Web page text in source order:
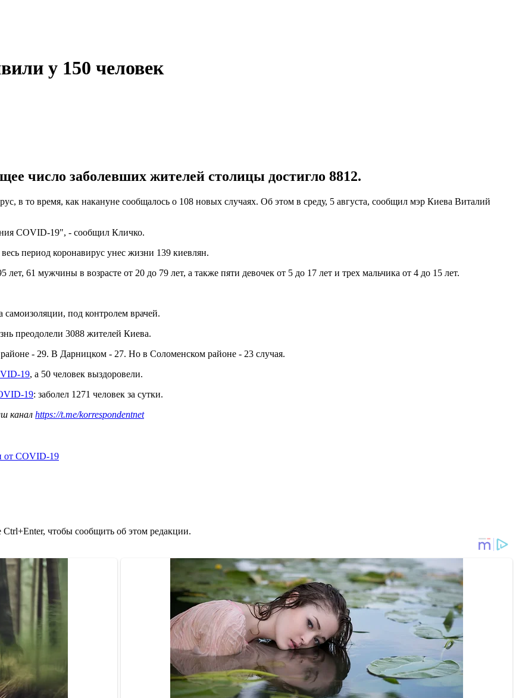
у 150 человек
число заболевших жителей столицы достигло 8812.
в то время, как накануне сообщалось о 108 новых случаях. Об этом в среду, 5 августа, сообщил мэр Киева Виталий
COVID-19", - сообщил Кличко.
период коронавирус унес жизни 139 киевлян.
61 мужчины в возрасте от 20 до 79 лет, а также пяти девочек от 5 до 17 лет и трех мальчика от 4 до 15 лет.
под контролем врачей.
преодолели 3088 жителей Киева.
- 29. В Дарницком - 27. Но в Соломенском районе - 23 случая.
19, а 50 человек выздоровели.
19: заболел 1271 человек за сутки.
канал https://t.me/korrespondentnet
от COVID-19
чтобы сообщить об этом редакции.